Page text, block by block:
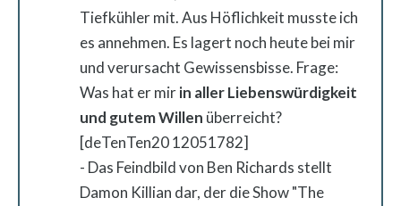
Tiefkühler mit. Aus Höflichkeit musste ich
es annehmen. Es lagert noch heute bei mir
und verursacht Gewissensbisse. Frage:
Was hat er mirin aller Liebenswürdigkeit
und gutem Willen überreicht?
[deTenTen20 12051782]
- Das Feindbild von Ben Richards stellt
Damon Killian dar, der die Show "The